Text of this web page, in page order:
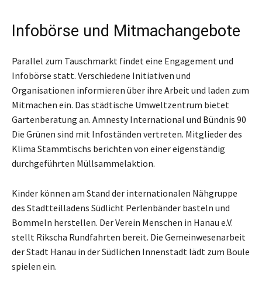
Infobörse und Mitmachangebote
Parallel zum Tauschmarkt findet eine Engagement und
Infobörse statt. Verschiedene Initiativen und
Organisationen informieren über ihre Arbeit und laden zum
Mitmachen ein. Das städtische Umweltzentrum bietet
Gartenberatung an. Amnesty International und Bündnis 90
Die Grünen sind mit Infoständen vertreten. Mitglieder des
Klima Stammtischs berichten von einer eigenständig
durchgeführten Müllsammelaktion.
Kinder können am Stand der internationalen Nähgruppe
des Stadtteilladens Südlicht Perlenbänder basteln und
Bommeln herstellen. Der Verein Menschen in Hanau e.V.
stellt Rikscha Rundfahrten bereit. Die Gemeinwesenarbeit
der Stadt Hanau in der Südlichen Innenstadt lädt zum Boule
spielen ein.